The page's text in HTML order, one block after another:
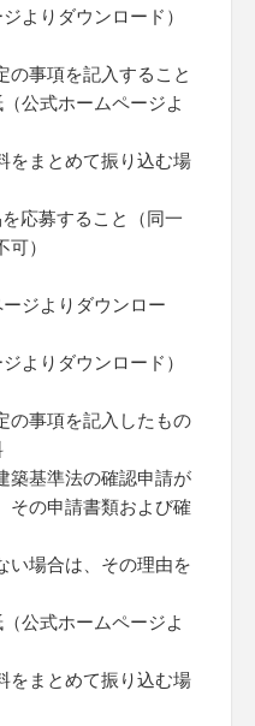
よりダウンロード）
事項を記入すること
公式ホームページよ
をまとめて振り込む場
応募すること（同一
）
ジよりダウンロー
よりダウンロード）
の事項を記入したもの
築基準法の確認申請が
その申請書類および確
い場合は、その理由を
公式ホームページよ
をまとめて振り込む場